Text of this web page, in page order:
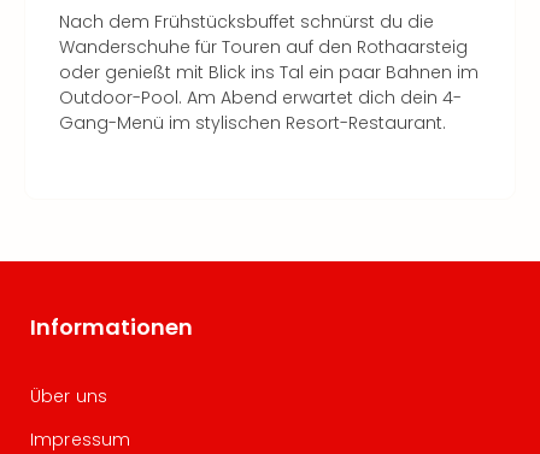
Nach dem Frühstücksbuffet schnürst du die
Wanderschuhe für Touren auf den Rothaarsteig
oder genießt mit Blick ins Tal ein paar Bahnen im
Outdoor-Pool. Am Abend erwartet dich dein 4-
Gang-Menü im stylischen Resort-Restaurant.
Informationen
Über uns
Impressum